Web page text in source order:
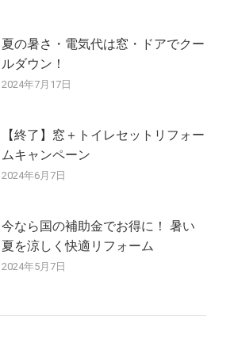
夏の暑さ・電気代は窓・ドアでクー
ルダウン！
2024年7月17日
【終了】窓＋トイレセットリフォー
ムキャンペーン
2024年6月7日
今なら国の補助金でお得に！ 暑い
夏を涼しく快適リフォーム
2024年5月7日